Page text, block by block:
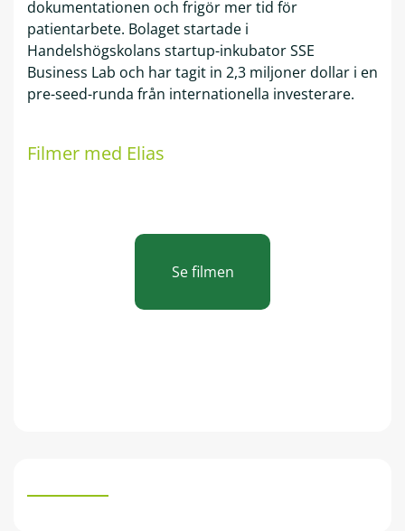
dokumentationen och frigör mer tid för
patientarbete. Bolaget startade i
Handelshögskolans startup-inkubator SSE
Business Lab och har tagit in 2,3 miljoner dollar i en
pre-seed-runda från internationella investerare.
Filmer med Elias
Se filmen